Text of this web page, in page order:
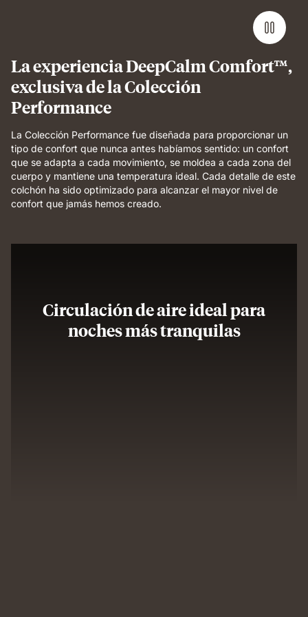
La experiencia DeepCalm Comfort™,
exclusiva de la Colección
Performance
La Colección Performance fue diseñada para proporcionar un
tipo de confort que nunca antes habíamos sentido: un confort
que se adapta a cada movimiento, se moldea a cada zona del
cuerpo y mantiene una temperatura ideal. Cada detalle de este
colchón ha sido optimizado para alcanzar el mayor nivel de
confort que jamás hemos creado.
Circulación de aire ideal para
noches más tranquilas